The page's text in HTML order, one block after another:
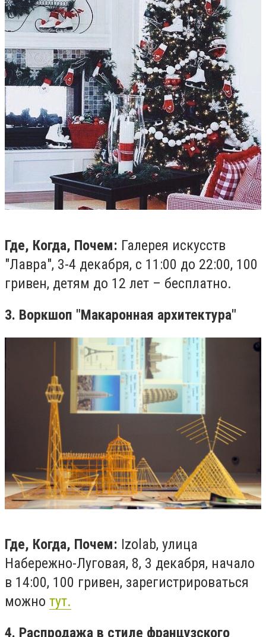
Где, Когда, Почем: Галерея искусств
"Лавра", 3-4 декабря, с 11:00 до 22:00, 100
гривен, детям до 12 лет – бесплатно.
3. Воркшоп "Макаронная архитектура"
Где, Когда, Почем: Izolab, улица
Набережно-Луговая, 8, 3 декабря, начало
в 14:00, 100 гривен, зарегистрироваться
можно тут.
4. Распродажа в стиле французского